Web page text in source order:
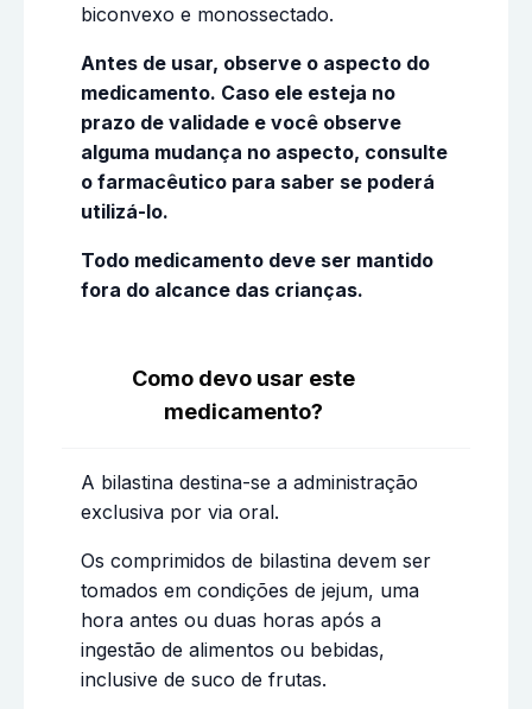
biconvexo e monossectado.
Antes de usar, observe o aspecto do
medicamento. Caso ele esteja no
prazo de validade e você observe
alguma mudança no aspecto, consulte
o farmacêutico para saber se poderá
utilizá-lo.
Todo medicamento deve ser mantido
fora do alcance das crianças.
Como devo usar este
medicamento?
A bilastina destina-se a administração
exclusiva por via oral.
Os comprimidos de bilastina devem ser
tomados em condições de jejum, uma
hora antes ou duas horas após a
ingestão de alimentos ou bebidas,
inclusive de suco de frutas.